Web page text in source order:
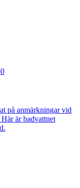
på anmärkningar vid
är badvattnet